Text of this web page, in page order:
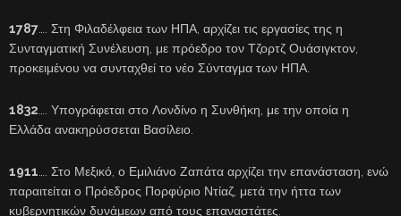
1787 …. Στη Φιλαδέλφεια των ΗΠΑ, αρχίζει τις εργασίες της η
Συνταγματική Συνέλευση, με πρόεδρο τον Τζορτζ Ουάσιγκτον,
προκειμένου να συνταχθεί το νέο Σύνταγμα των ΗΠΑ.
1832 …. Υπογράφεται στο Λονδίνο η Συνθήκη, με την οποία η
Ελλάδα ανακηρύσσεται Βασίλειο.
1911 …. Στο Μεξικό, ο Εμιλιάνο Ζαπάτα αρχίζει την επανάσταση, ενώ
παραιτείται ο Πρόεδρος Πορφύριο Ντίαζ, μετά την ήττα των
κυβερνητικών δυνάμεων από τους επαναστάτες.